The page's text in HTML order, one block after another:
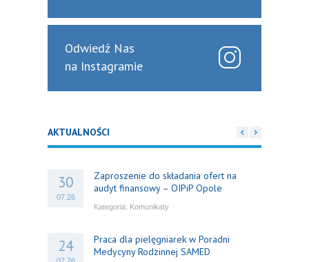
Odwiedź Nas
na Instagramie
AKTUALNOŚCI
30
07.26
Zaproszenie do składania ofert na
audyt finansowy – OIPiP Opole
Kategoria: Komunikaty
24
Praca dla pielęgniarek w Poradni
Medycyny Rodzinnej SAMED